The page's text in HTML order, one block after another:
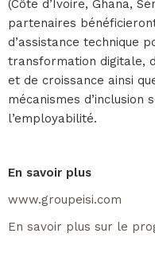
(Côte d’Ivoire, Ghana,
partenaires
d’assistance technique
transformation digitale,
et de croissance ainsi
mécanismes d’inclusion
l’employabilité.
En savoir plus
www.groupeisi.com
En savoir plus sur le